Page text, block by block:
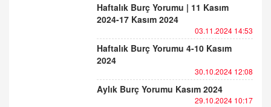
Haftalık Burç Yorumu | 11 Kasım
2024-17 Kasım 2024
03.11.2024 14:53
Haftalık Burç Yorumu 4-10 Kasım
2024
30.10.2024 12:08
Aylık Burç Yorumu Kasım 2024
29.10.2024 10:17